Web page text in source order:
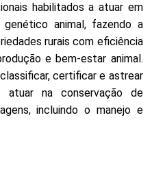
habilitados a atuar em
animal, fazendo a
rurais com eficiência
e bem-estar animal.
certificar e astrear
atuar na conservação de
incluindo o manejo e